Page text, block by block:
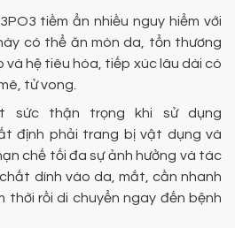
tiềm ẩn nhiều nguy hiểm với
có thể ăn mòn da, tổn thương
và hệ tiêu hóa, tiếp xúc lâu dài có
tử vong.
thận trọng khi sử dụng
định phải trang bị vật dụng và
chế tối đa sự ảnh hưởng và tác
dính vào da, mắt, cần nhanh
thời rồi di chuyển ngay đến bệnh